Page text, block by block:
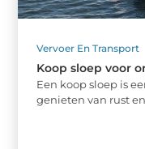
Vervoer En Transport
Koop sloep voor
Een koop sloep is
genieten van rust